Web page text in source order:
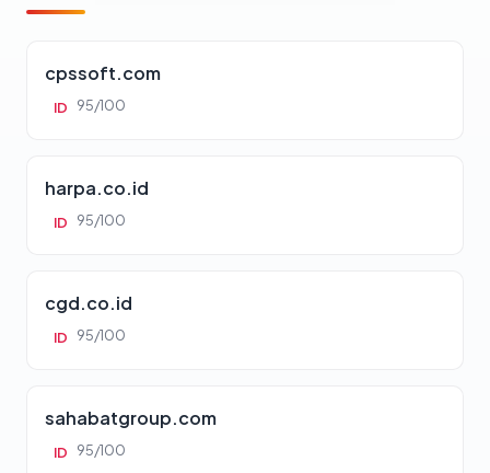
cpssoft.com
ID 95/100
harpa.co.id
ID 95/100
cgd.co.id
ID 95/100
sahabatgroup.com
ID 95/100